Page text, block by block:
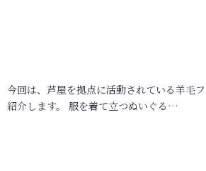
今回は、芦屋を拠点に活動されている羊毛
紹介します。 服を着て立つぬいぐる…